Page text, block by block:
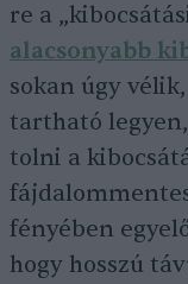
re a
alacsonyabb
sokan úgy
tartható
tolni a
fényében
hogy hosszú